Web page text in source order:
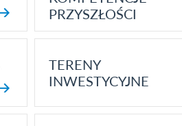
PRZYSZŁOŚCI
TERENY
INWESTYCYJNE